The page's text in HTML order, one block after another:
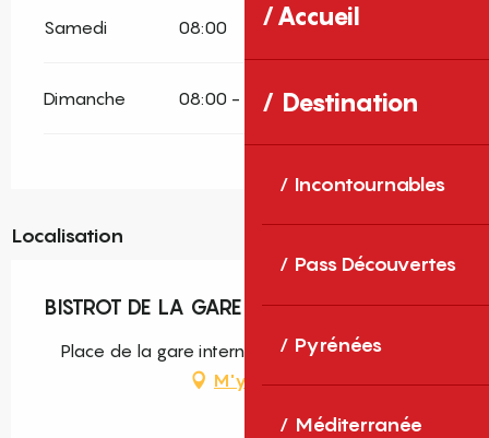
Accueil
Destination
Incontournables
Pass Découvertes
Pyrénées
Méditerranée
Samedi 08:00 20:30
Dimanche 08:00 - 15:00
Localisation
BISTROT DE LA GARE
Place de la gare internationale, 66760 Enveitg
M'y rendre